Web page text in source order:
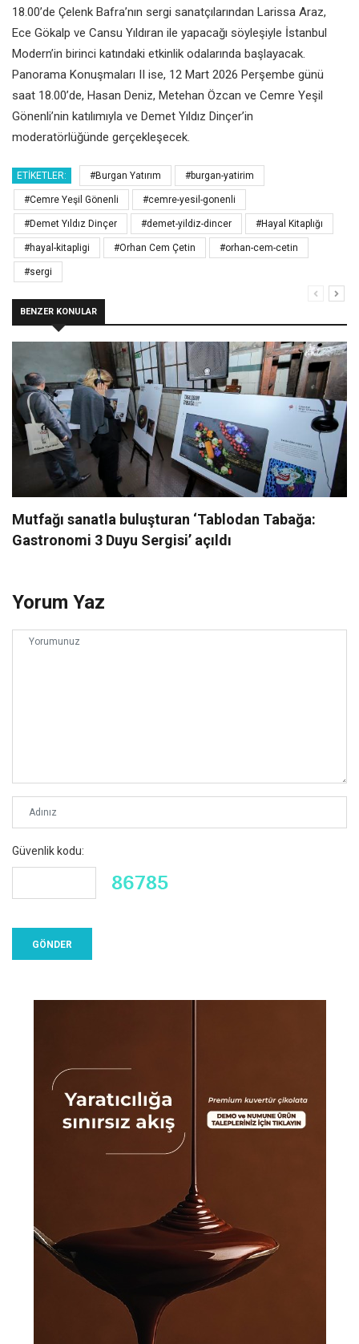
18.00’de Çelenk Bafra’nın sergi sanatçılarından Larissa Araz,
Ece Gökalp ve Cansu Yıldıran ile yapacağı söyleşiyle İstanbul
Modern’in birinci katındaki etkinlik odalarında başlayacak.
Panorama Konuşmaları II ise, 12 Mart 2026 Perşembe günü
saat 18.00’de, Hasan Deniz, Metehan Özcan ve Cemre Yeşil
Gönenli’nin katılımıyla ve Demet Yıldız Dinçer’in
moderatörlüğünde gerçekleşecek.
ETIKETLER: #Burgan Yatırım #burgan-yatirim
#Cemre Yeşil Gönenli #cemre-yesil-gonenli
#Demet Yıldız Dinçer #demet-yildiz-dincer #Hayal Kitaplığı
#hayal-kitapligi #Orhan Cem Çetin #orhan-cem-cetin
#sergi
BENZER KONULAR
Mutfağı sanatla buluşturan ‘Tablodan Tabağa:
Gastronomi 3 Duyu Sergisi’ açıldı
Yorum Yaz
Güvenlik kodu: